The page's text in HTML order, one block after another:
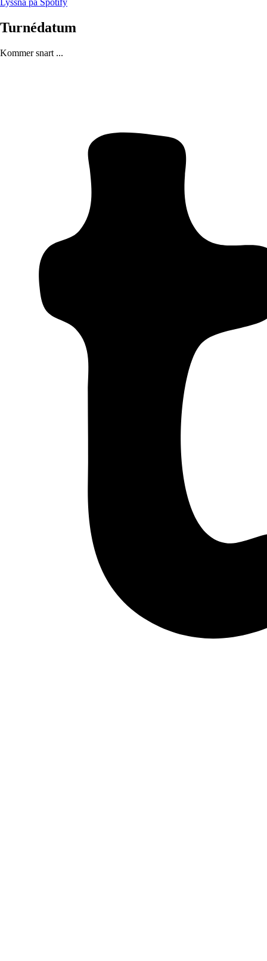
Lyssna på Spotify
Turnédatum
Kommer snart ...